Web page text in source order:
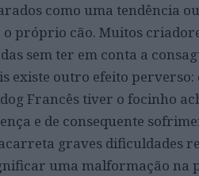
como uma tendência
próprio cão. Muitos
sem ter em conta a
existe outro efeito
Francês tiver o focinho
e de consequente
graves dificuldades
uma malformação